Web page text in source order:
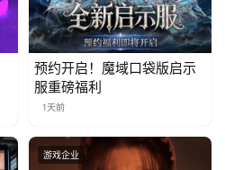
预约开启！魔域口袋版启示
服重磅福利
1天前
游戏企业